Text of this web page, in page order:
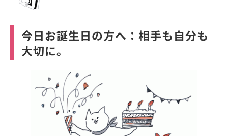
今日お誕生日の方へ：相手も自分も
大切に。